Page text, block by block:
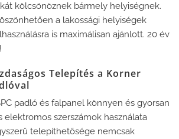
kölcsönöznek bármely helyiségnek.
a lakossági helyiségek
is maximálisan ajánlott. 20 év
Telepítés a Korner
padló és falpanel könnyen és gyorsan
szerszámok használata
telepíthetősége nemcsak